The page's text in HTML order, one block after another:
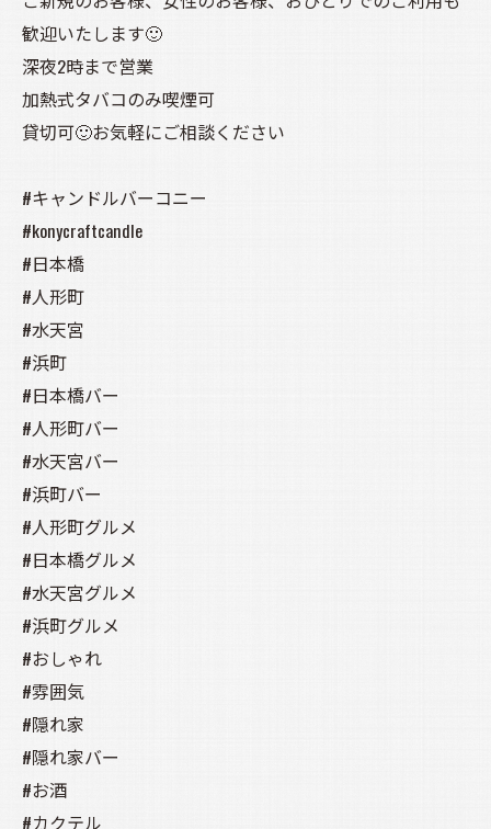
歓迎いたします🙂
深夜2時まで営業
加熱式タバコのみ喫煙可
貸切可🙂お気軽にご相談ください
#キャンドルバーコニー
#konycraftcandle
#日本橋
#人形町
#水天宮
#浜町
#日本橋バー
#人形町バー
#水天宮バー
#浜町バー
#人形町グルメ
#日本橋グルメ
#水天宮グルメ
#浜町グルメ
#おしゃれ
#雰囲気
#隠れ家
#隠れ家バー
#お酒
#カクテル